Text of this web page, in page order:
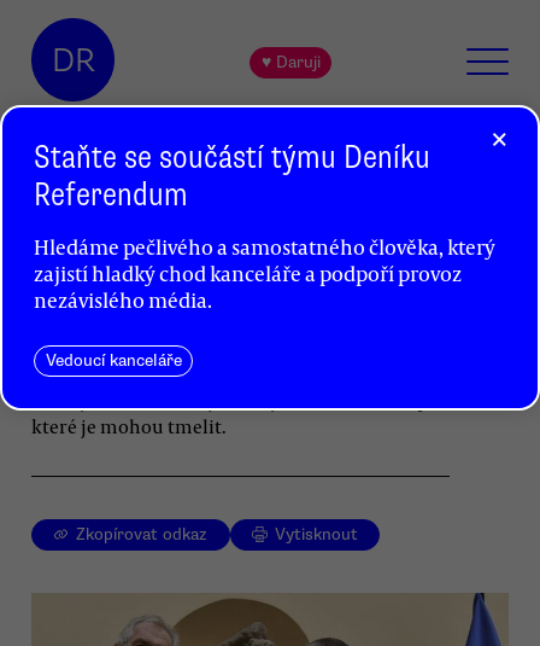
DR ♥ Daruji
Případná koalice koalic bude
nestabilní projekt
Jiří Pehe
Podstatné rozdíly jsou nejen mezi oběma
opozičními bloky, ale i mezi všemi pěti stranami,
které je mohou tmelit.
Zkopírovat odkaz Vytisknout
×
Staňte se součástí týmu Deníku
Referendum
Hledáme pečlivého a samostatného člověka, který
zajistí hladký chod kanceláře a podpoří provoz
nezávislého média.
Vedoucí kanceláře